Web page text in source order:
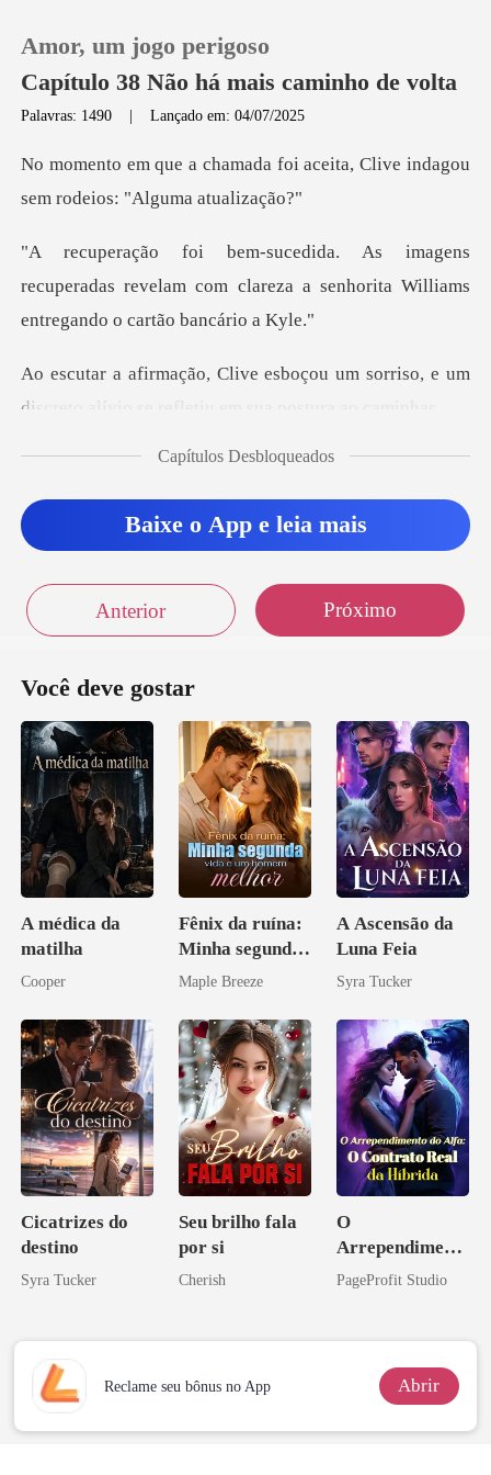
0
Histórico
Amor, um jogo perigoso
Capítulo 38 Não há mais caminho de volta
Palavras: 1490 |Lançado em: 04/07/2025
oi aceita, Clive indagou
sem
recuperadas revelam com clareza a senhorita
um sorriso, e um
discreto alívio se
qu Capítulos Desbloqueados
Baixe o App e leia mais
Anterior Próximo
Você deve gostar
A médica da
matilha
Cooper
Fênix da ruína:
Minha segunda
vida e um
Maple Breeze
A Ascensão da
Luna Feia
Syra Tucker
Cicatrizes do
destino
Syra Tucker
Seu brilho fala
por si
Cherish
O
Arrependiment
o do Alfa: O
PageProfit Studio
Reclame seu bônus no App Abrir